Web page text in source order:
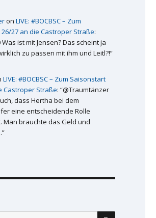
on LIVE: #BOCBSC – Zum
27 an die Castroper Straße:
Was ist mit Jensen? Das scheint ja
zu passen mit ihm und Leitl?!”
LIVE: #BOCBSC – Zum Saisonstart
Castroper Straße: “@Traumtänzer
dass Hertha bei dem
eine entscheidende Rolle
Man brauchte das Geld und
”
SUCHEN